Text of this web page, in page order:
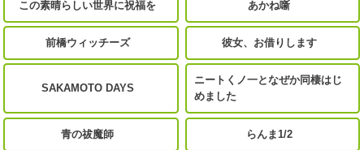
この素晴らしい世界に祝福を あかね噺
前橋ウィッチーズ 彼女、お借りします
SAKAMOTO DAYS
ニートくノ一となぜか同棲はじ
めました
青の祓魔師 らんま1/2